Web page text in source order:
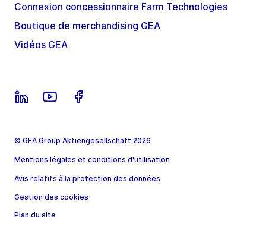
Connexion concessionnaire Farm Technologies
Boutique de merchandising GEA
Vidéos GEA
© GEA Group Aktiengesellschaft 2026
Mentions légales et conditions d'utilisation
Avis relatifs à la protection des données
Gestion des cookies
Plan du site